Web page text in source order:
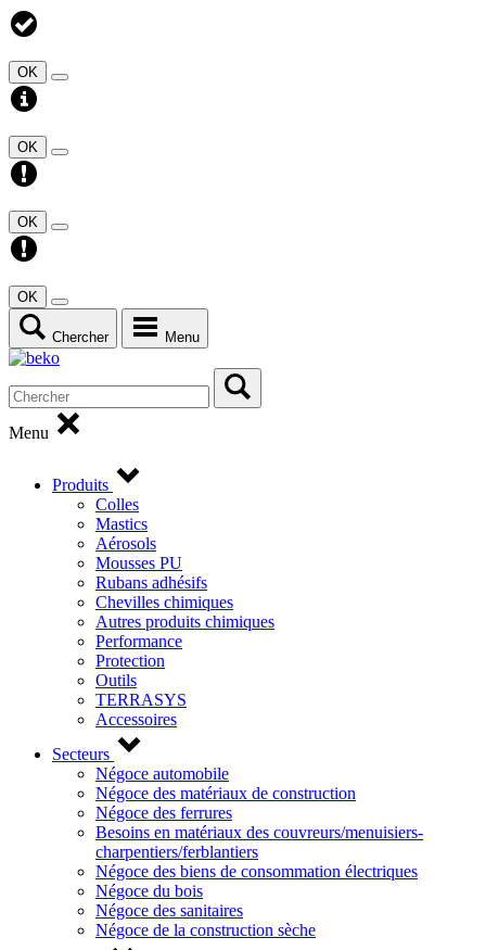
OK
OK
OK
OK
Chercher Menu
Menu
Produits
Colles
Mastics
Aérosols
Mousses PU
Rubans adhésifs
Chevilles chimiques
Autres produits chimiques
Performance
Protection
Outils
TERRASYS
Accessoires
Secteurs
Négoce automobile
Négoce des matériaux de construction
Négoce des ferrures
Besoins en matériaux des couvreurs/menuisiers-
charpentiers/ferblantiers
Négoce des biens de consommation électriques
Négoce du bois
Négoce des sanitaires
Négoce de la construction sèche